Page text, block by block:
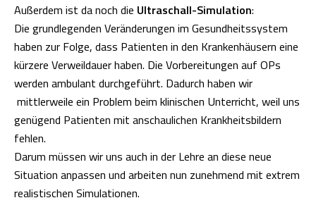
Außerdem ist da noch die Ultraschall-Simulation:
Die grundlegenden Veränderungen im Gesundheitssystem
haben zur Folge, dass Patienten in den Krankenhäusern eine
kürzere Verweildauer haben. Die Vorbereitungen auf OPs
werden ambulant durchgeführt. Dadurch haben wir
mittlerweile ein Problem beim klinischen Unterricht, weil uns
genügend Patienten mit anschaulichen Krankheitsbildern
fehlen.
Darum müssen wir uns auch in der Lehre an diese neue
Situation anpassen und arbeiten nun zunehmend mit extrem
realistischen Simulationen.